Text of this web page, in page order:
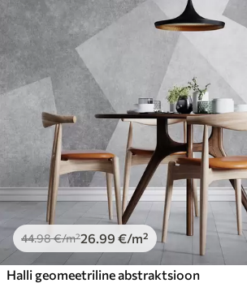
44.98€/m²26 .99 €/m²
Halli geomeetriline abstraktsioon